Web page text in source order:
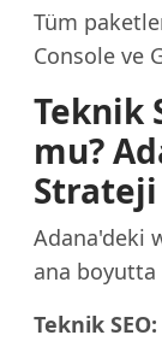
Tüm
Console ve
Teknik
mu?
Strateji
Adana'deki
ana
Teknik SEO: